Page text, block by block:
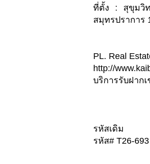
ที่ตั้ง : สุขุมวิท
สมุทรปราการ
PL. Real
http://
บริการรับฝาก
รหัสเดิม
รหัส# T26-693